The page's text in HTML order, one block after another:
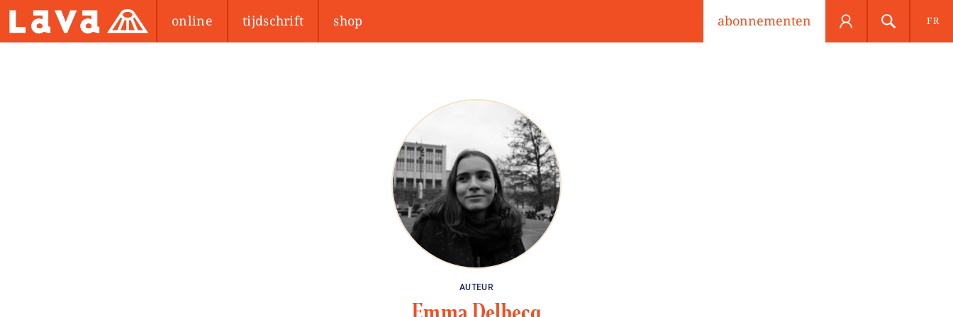
FR
online tijdschrift shop abonnementen
AUTEUR